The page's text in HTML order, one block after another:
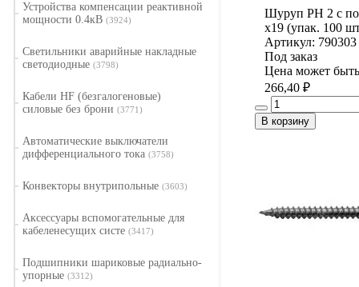
Устройства компенсации реактивной
мощности 0.4кВ (3924)
Светильники аварийные накладные
светодиодные (3798)
Кабели HF (безгалогеновые)
силовые без брони (3771)
Автоматические выключатели
дифференциального тока (3758)
Конвекторы внутрипольные (3603)
Аксессуары вспомогательные для
кабеленесущих систе (3417)
Подшипники шариковые радиально-
упорные (3312)
Шуруп PH 2 с
х19 (упак. 100
Артикул: 790303
Под заказ
Цена может
266,40 ₽
В корзину